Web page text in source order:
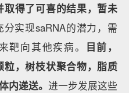
取得了可喜的结果，暂未
实现saRNA的潜力，需
靶向其他疾病。
目前，
，树枝状聚合物，脂质
内递送。 进一步发展这些